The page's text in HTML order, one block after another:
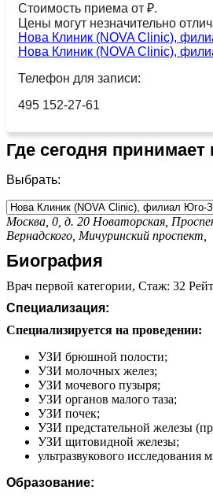
Стоимость приема от ₽.
Цены могут незначительно
Нова Клиник (NOVA Clinic),
Нова Клиник (NOVA Clinic),
Телефон для записи:
495 152-27-61
Где сегодня принимает
Выбрать:
Москва, 0, д. 20 Новаторская,
Вернадского, Мичуринский проспект,
Биография
Врач первой категории, Стаж: 32
Специализация:
Специализируется на проведении:
УЗИ брюшной полости;
УЗИ молочных желез;
УЗИ мочевого пузыря;
УЗИ органов малого таза;
УЗИ почек;
УЗИ предстательной железы
УЗИ щитовидной железы;
ультразвукового исследования
Образование: